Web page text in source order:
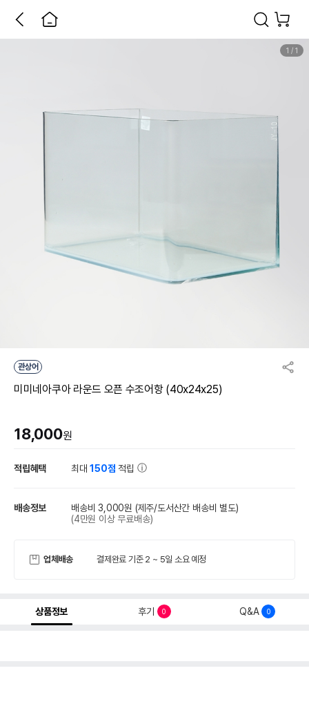
1 / 1
관상어
미미네아쿠아 라운드 오픈 수조어항 (40x24x25)
18,000원
적립혜택 최대150점 적립
배송정보 배송비 3,000원 (제주/도서산간 배송비 별도)
(4만원 이상 무료배송)
업체배송 결제완료 기준 2 ~ 5일 소요 예정
상품정보 후기 0 Q&A 0